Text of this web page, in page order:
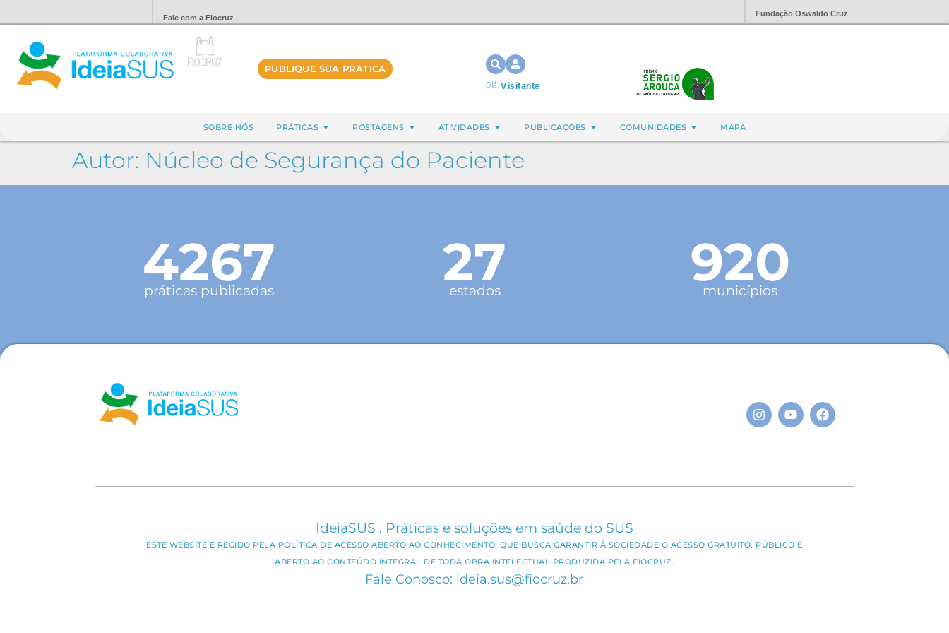
Fale com a Fiocruz Fundação Oswaldo Cruz
PUBLIQUE SUA PRATICA
Olá,Visitante
SOBRE NÓS PRÁTICAS POSTAGENS ATIVIDADES PUBLICAÇÕES COMUNIDADES MAPA
Autor: Núcleo de Segurança do Paciente
4267
práticas publicadas 27
estados 920
municípios
IdeiaSUS . Práticas e soluções em saúde do SUS
ESTE WEBSITE É REGIDO PELA POLÍTICA DE ACESSO ABERTO AO CONHECIMENTO, QUE BUSCA GARANTIR À SOCIEDADE O ACESSO GRATUITO, PÚBLICO E
ABERTO AO CONTEÚDO INTEGRAL DE TODA OBRA INTELECTUAL PRODUZIDA PELA FIOCRUZ.
Fale Conosco: ideia.sus@fiocruz.br